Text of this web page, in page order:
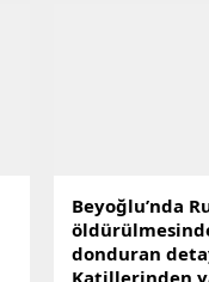
Beyoğlu’nda
donduran